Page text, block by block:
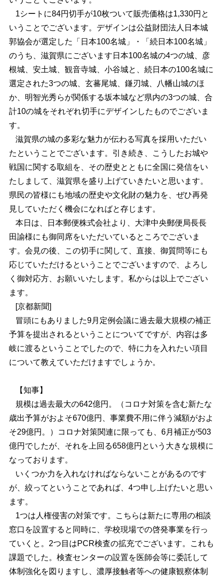
1シートに84円切手が10枚ついて販売価格は1,330円と
いうことでございます。デザインは公益財団法人日本城
郭協会が選定した「日本100名城」・「続日本100名城」
のうち、滋賀県にございます日本100名城の4つの城、彦
根城、安土城、観音寺城、小谷城と、続日本の100名城に
選定された3つの城、玄蕃尾城、鎌刃城、八幡山城のほ
か、明智光秀らが関係する坂本城など県内の3つの城、合
計10の城をそれぞれ切手にデザインしたものでございま
す。
滋賀県の城の多彩な魅力が伝わる写真を採用いただい
たということでございます。引き続き、こうしたお城や
戦国に関する取組を、その歴史とともに全国に発信をい
たしまして、滋賀県を盛り上げていきたいと思います。
県民の皆様にも地域の歴史や文化財の魅力を、ぜひ再発
見していただく機会になればと存じます。
本日は、日本郵便株式会社より、大津中央郵便局長長
田諭様にも御同席をいただいているところでございま
す。会見の後、この切手に関して、直接、御質問等にも
応じていただけるということでございますので、よろし
く御対応方、お願いいたします。私からは以上でござい
ます。
[京都新聞]
冒頭にもありました9月定例会議に過去最大規模の補正
予算を提出されるということについてですが、内容は多
岐に渡るということでしたので、特に力を入れたい項目
について教えていただけますでしょうか。
【知事】
規模は過去最大の642億円。（コロナ対策を含む新たな
歳出予算がおよそ670億円、事業費不用に伴う減額がおよ
そ29億円。）コロナ対策関連に限っても、6月補正が503
億円でしたが、それを上回る658億円という大きな規模に
なっております。
いくつか力を入れなければならないことがあるのです
が、絞ってということであれば、4つ申し上げたいと思い
ます。
1つは人権侵害の対策です。こちらは新たに専用の相談
窓口を設置すると同時に、学校現場での啓発事業を行っ
ていくと。2つ目はPCR検査の拡充でございます。これも
課題でした。検査センターの設置を医師会等に委託して
体制強化を図りますし、濃厚接触者等への健康観察体制